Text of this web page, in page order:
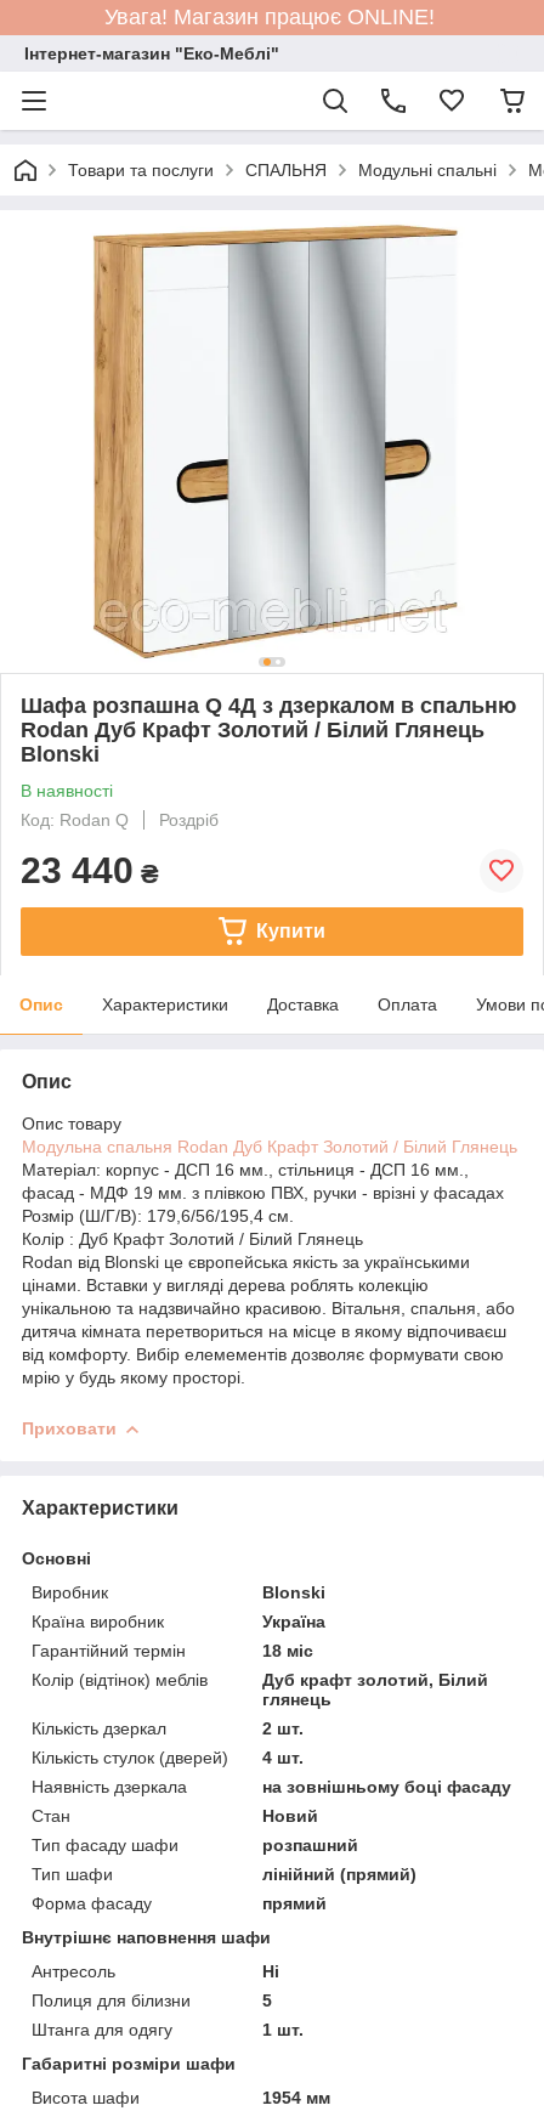
Увага! Магазин працює ONLINE!
Інтернет-магазин "Еко-Меблі"
Товари та послуги СПАЛЬНЯ Модульні спальні
Шафа розпашна Q 4Д з дзеркалом в спальню
Rodan Дуб Крафт Золотий / Білий Глянець
Blonski
В наявності
Код: Rodan Q
Роздріб
23 440 ₴
Купити
Опис Характеристики Доставка Оплата Умови
Опис
Опис товару
Модульна спальня Rodan Дуб Крафт Золотий / Білий Глянець
Матеріал: корпус - ДСП 16 мм., стільниця - ДСП 16 мм.,
фасад - МДФ 19 мм. з плівкою ПВХ, ручки - врізні у фасадах
Розмір (Ш/Г/В): 179,6/56/195,4 см.
Колір : Дуб Крафт Золотий / Білий Глянець
Rodan від Blonski це європейська якість за українськими
цінами. Вставки у вигляді дерева роблять колекцію
унікальною та надзвичайно красивою. Вітальня, спальня, або
дитяча кімната перетвориться на місце в якому відпочиваєш
від комфорту. Вибір елемементів дозволяє формувати свою
мрію у будь якому просторі.
Приховати
Характеристики
Основні
Виробник
Blonski
Країна виробник
Україна
Гарантійний термін
18 міс
Колір (відтінок) меблів
Дуб крафт золотий, Білий
глянець
Кількість дзеркал
2 шт.
Кількість стулок (дверей)
4 шт.
Наявність дзеркала
на зовнішньому боці фасаду
Стан
Новий
Тип фасаду шафи
розпашний
Тип шафи
лінійний (прямий)
Форма фасаду
прямий
Внутрішнє наповнення шафи
Антресоль
Ні
Полиця для білизни
5
Штанга для одягу
1 шт.
Габаритні розміри шафи
Висота шафи
1954 мм